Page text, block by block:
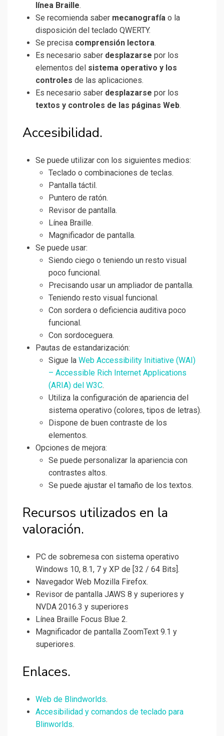
línea Braille.
Se recomienda saber mecanografía o la
disposición del teclado QWERTY.
Se precisa comprensión lectora.
Es necesario saber desplazarse por los
elementos del sistema operativo y los
controles de las aplicaciones.
Es necesario saber desplazarse por los
textos y controles de las páginas Web.
Accesibilidad.
Se puede utilizar con los siguientes medios:
Teclado o combinaciones de teclas.
Pantalla táctil.
Puntero de ratón.
Revisor de pantalla.
Línea Braille.
Magnificador de pantalla.
Se puede usar:
Siendo ciego o teniendo un resto visual
poco funcional.
Precisando usar un ampliador de pantalla.
Teniendo resto visual funcional.
Con sordera o deficiencia auditiva poco
funcional.
Con sordoceguera.
Pautas de estandarización:
Sigue la Web Accessibility Initiative (WAI)
– Accessible Rich Internet Applications
(ARIA) del W3C.
Utiliza la configuración de apariencia del
sistema operativo (colores, tipos de letras).
Dispone de buen contraste de los
elementos.
Opciones de mejora:
Se puede personalizar la apariencia con
contrastes altos.
Se puede ajustar el tamaño de los textos.
Recursos utilizados en la
valoración.
PC de sobremesa con sistema operativo
Windows 10, 8.1, 7 y XP de [32 / 64 Bits].
Navegador Web Mozilla Firefox.
Revisor de pantalla JAWS 8 y superiores y
NVDA 2016.3 y superiores
Línea Braille Focus Blue 2.
Magnificador de pantalla ZoomText 9.1 y
superiores.
Enlaces.
Web de Blindworlds.
Accesibilidad y comandos de teclado para
Blinworlds.